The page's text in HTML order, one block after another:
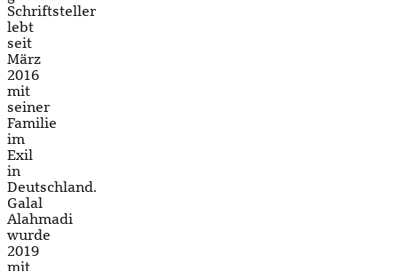
Schriftsteller
lebt
seit
März
2016
mit
seiner
Familie
im
Exil
in
Deutschland.
Galal
Alahmadi
wurde
2019
mit